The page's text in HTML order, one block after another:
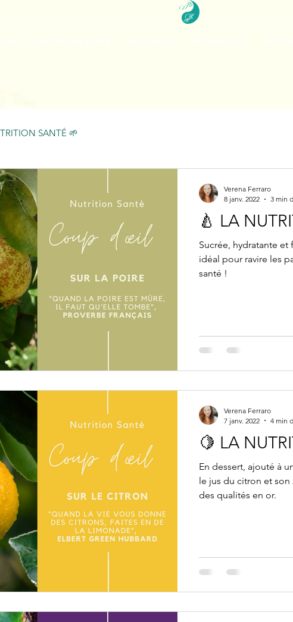
SANTÉ 🌱
🍐 LA
Sucrée, hydratante
idéal pour ravire les
santé !
Verena Ferraro
8 janv. 2022
3 min
🍋 LA
En dessert, ajouté à
le jus du citron et
des qualités en or.
Verena Ferraro
7 janv. 2022
4 min